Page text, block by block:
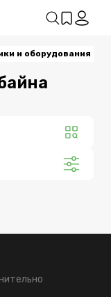
и оборудования